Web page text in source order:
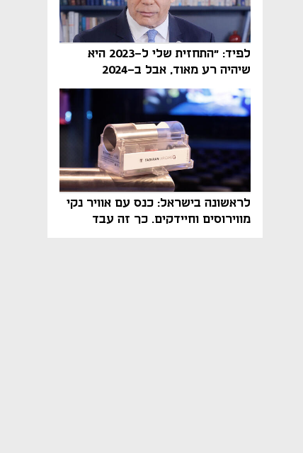
לפיד: "התחזית שלי ל-2023 היא
שיהיה רע מאוד, אבל ב-2024
הממשלה תיפול"
לראשונה בישראל: כנס עם אוויר נקי
מווירוסים וחיידקים. כך זה עבד